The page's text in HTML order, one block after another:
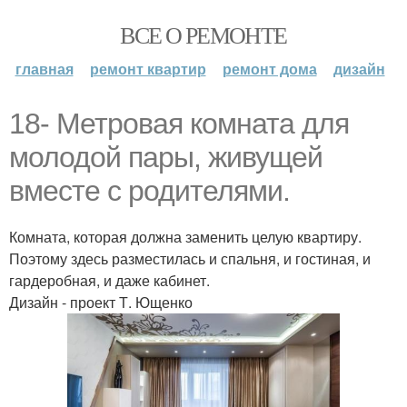
ВСЕ О РЕМОНТЕ
главная ремонт квартир ремонт дома дизайн
18- Метровая комната для
молодой пары, живущей
вместе с родителями.
Комната, которая должна заменить целую квартиру.
Поэтому здесь разместилась и спальня, и гостиная, и
гардеробная, и даже кабинет.
Дизайн - проект Т. Ющенко